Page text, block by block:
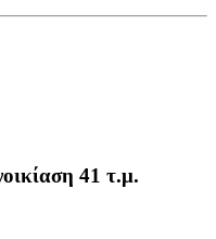
41 τ.μ.